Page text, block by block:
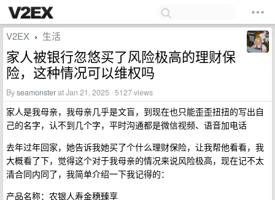
V2EX › 生活
家人被银行忽悠买了风险极高的理财保
险，这种情况可以维权吗
Byseamonsterat Jan 21, 2025 · 5127 views
家人是我母亲，我母亲几乎是文盲，到现在也只能歪歪扭扭的写出自
己的名字，认不到几个字，平时沟通都是微信视频、语音加电话
去年过年回家，她告诉我她买了个什么理财保险，让我帮他看看，我
大概看了下，觉得这个对于我母亲的情况来说风险极高，现在记不太
清合同内同了，我简单介绍一下我记得的：
产品名称：农银人寿金穗臻享